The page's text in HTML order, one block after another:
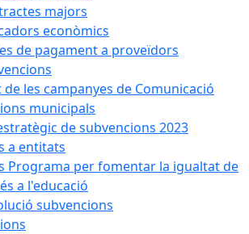
majors
econòmics
de pagament a proveïdors
de les campanyes de Comunicació
municipals
de subvencions 2023
a entitats
Programa per fomentar la igualtat de
a l'educació
subvencions